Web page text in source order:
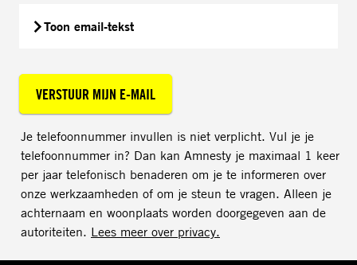
Toon email-tekst
VERSTUUR MIJN E-MAIL
Je telefoonnummer invullen is niet verplicht. Vul je je
telefoonnummer in? Dan kan Amnesty je maximaal 1 keer
per jaar telefonisch benaderen om je te informeren over
onze werkzaamheden of om je steun te vragen. Alleen je
achternaam en woonplaats worden doorgegeven aan de
autoriteiten. Lees meer over privacy.